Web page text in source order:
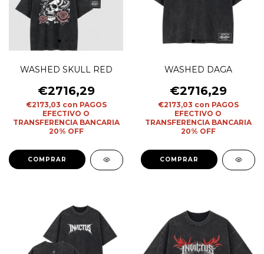
WASHED SKULL RED
€2716,29
€2173,03 con PAGOS
EFECTIVO O
TRANSFERENCIA BANCARIA
20% OFF
COMPRAR
WASHED DAGA
€2716,29
€2173,03 con PAGOS
EFECTIVO O
TRANSFERENCIA BANCARIA
20% OFF
COMPRAR